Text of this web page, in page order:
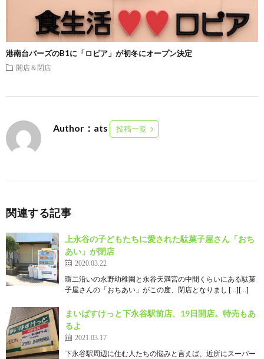
港南台バーズのB1に「ロピア」が初冬にオープン決定
開店＆閉店
Author：ats 投稿一覧
関連する記事
上永谷の子どもたちに愛された駄菓子屋さん「おち
あい」が閉店
2020.03.22
環二沿いの永野幼稚園と永谷天満宮の中間くらいにある駄菓
子屋さんの「おちあい」がこの度、閉店となりまし […][…]
まいばすけっと下永谷駅前店、19日開店。特売もあ
るよ
2021.03.17
下永谷駅周辺に住む人たちの悩みと言えば、近所にスーパー